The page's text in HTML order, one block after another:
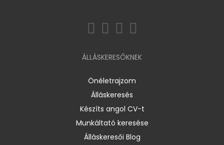
ÁLLÁSKERESŐKNEK
Önéletrajzom
Álláskeresés
Készíts angol CV-t
Munkáltató keresése
Álláskeresői Blog